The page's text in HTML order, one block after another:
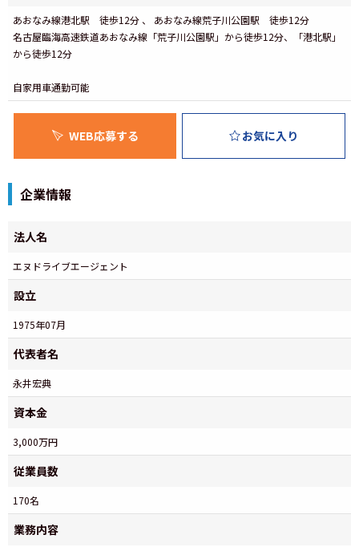
あおなみ線港北駅 徒歩12分 、 あおなみ線荒子川公園駅 徒歩12分
名古屋臨海高速鉄道あおなみ線「荒子川公園駅」から徒歩12分、「港北駅」
から徒歩12分
自家用車通勤可能
WEB応募する お気に入り
企業情報
法人名
エヌドライブエージェント
設立
1975年07月
代表者名
永井宏典
資本金
3,000万円
従業員数
170名
業務内容